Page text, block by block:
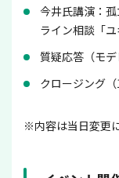
今井氏講演：
ライン相談「
質疑応答（モデ
クロージング（
※内容は当日変更